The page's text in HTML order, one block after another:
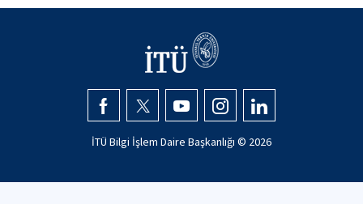
İTÜ Bilgi İşlem Daire Başkanlığı © 2026